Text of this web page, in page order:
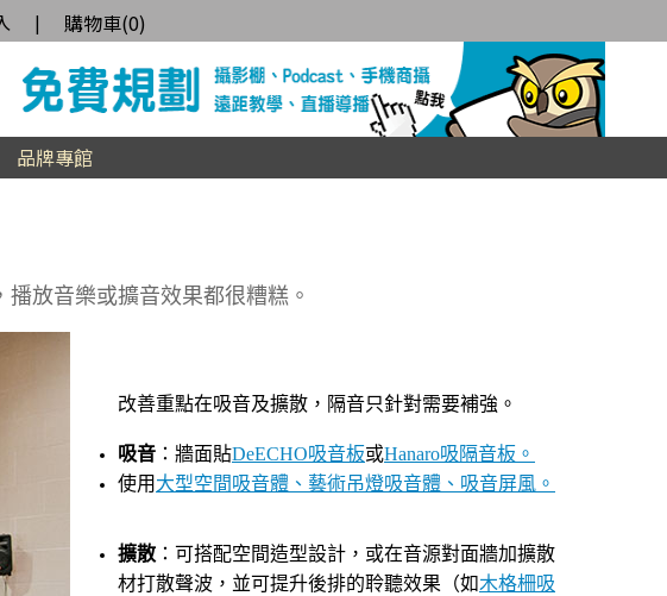
| 購物車(0)
品牌專館
放音樂或擴音效果都很糟糕。
改善重點在吸音及擴散，隔音只針對需要補強。
吸音 ：牆面貼DeECHO吸音板或Hanaro吸隔音板。
使用 大型空間吸音體、藝術吊燈吸音體、吸音屏風。
擴散 ：可搭配空間造型設計，或在音源對面牆加擴散
材打散聲波，並可提升後排的聆聽效果（如木格柵吸